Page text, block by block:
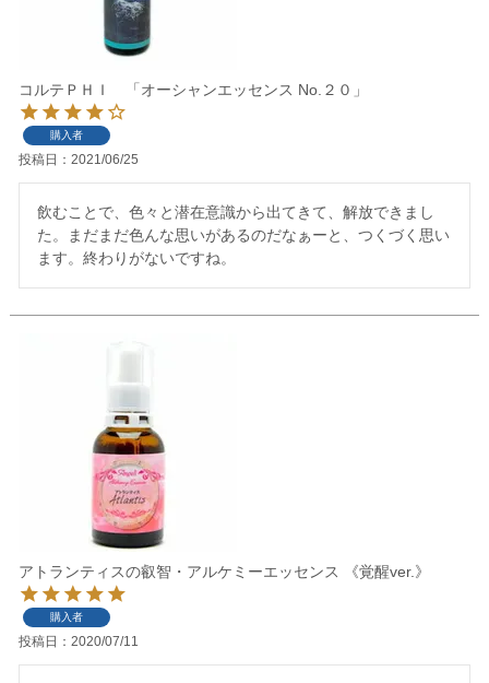
コルテＰＨＩ 「オーシャンエッセンス No.２０」
購入者
投稿日 2021/06/25
飲むことで、色々と潜在意識から出てきて、解放できまし
た。まだまだ色んな思いがあるのだなぁーと、つくづく思い
ます。終わりがないですね。
アトランティスの叡智・アルケミーエッセンス 《覚醒ver.》
購入者
投稿日 2020/07/11